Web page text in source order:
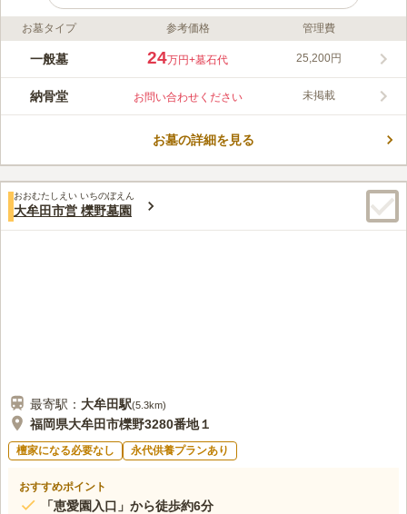
ライフドット編集部のコメント
遠賀町が管理している公営墓地なので、安心して眠れます。「遠
録されている」方が眠ることができます。霊園は少し丘陵地です
が、車で墓域の近くまで行くことができるので便利です。広大な
みんなの評価
3.9 口コミ3件
30代男性
周辺環境は 緑豊かな場所で とても静かな場所で お墓の環境とし
てはとてもいいと思います また近くにお花屋さんなどもあり お参りする際
そこでよく買います
お墓タイプ 参考価格 管理費
一般墓 24万円+墓石代 25,200円
納骨堂 お問い合わせください 未掲載
お墓の詳細を見る
おおむたしえい いちのぼえん
大牟田市営 櫟野墓園
最寄駅： 大牟田駅(5.3km)
福岡県大牟田市櫟野3280番地１
檀家になる必要なし 永代供養プランあり
おすすめポイント
「恵愛園入口」から徒歩約6分